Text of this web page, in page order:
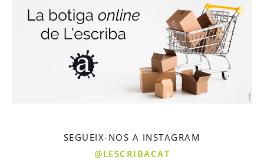
SEGUEIX-NOS A INSTAGRAM
@LESCRIBACAT